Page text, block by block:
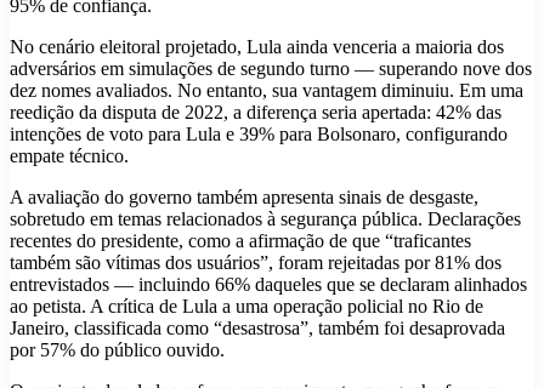
95% de confiança.
No cenário eleitoral projetado, Lula ainda venceria a maioria dos
adversários em simulações de segundo turno — superando nove dos
dez nomes avaliados. No entanto, sua vantagem diminuiu. Em uma
reedição da disputa de 2022, a diferença seria apertada: 42% das
intenções de voto para Lula e 39% para Bolsonaro, configurando
empate técnico.
A avaliação do governo também apresenta sinais de desgaste,
sobretudo em temas relacionados à segurança pública. Declarações
recentes do presidente, como a afirmação de que “traficantes
também são vítimas dos usuários”, foram rejeitadas por 81% dos
entrevistados — incluindo 66% daqueles que se declaram alinhados
ao petista. A crítica de Lula a uma operação policial no Rio de
Janeiro, classificada como “desastrosa”, também foi desaprovada
por 57% do público ouvido.